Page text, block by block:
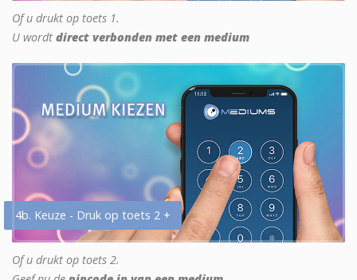
Of u drukt op toets 1.
U wordt direct verbonden met een medium
4b. Keuze - Druk op toets 2 +
Of u drukt op toets 2.